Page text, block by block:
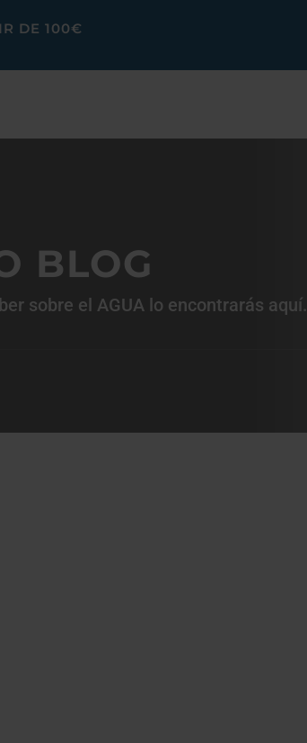
DE 100€
BLOG
sobre el AGUA lo encontrarás aquí.